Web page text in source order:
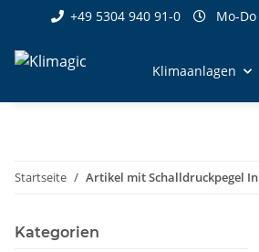
+49 5304 940 91-0 Mo-
Klimaanlagen
Startseite Artikel mit Schalldruckpegel
Kategorien